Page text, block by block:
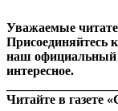
Уважаемые
Присоединяйтесь
наш официальный
интересное.
Читайте в газете